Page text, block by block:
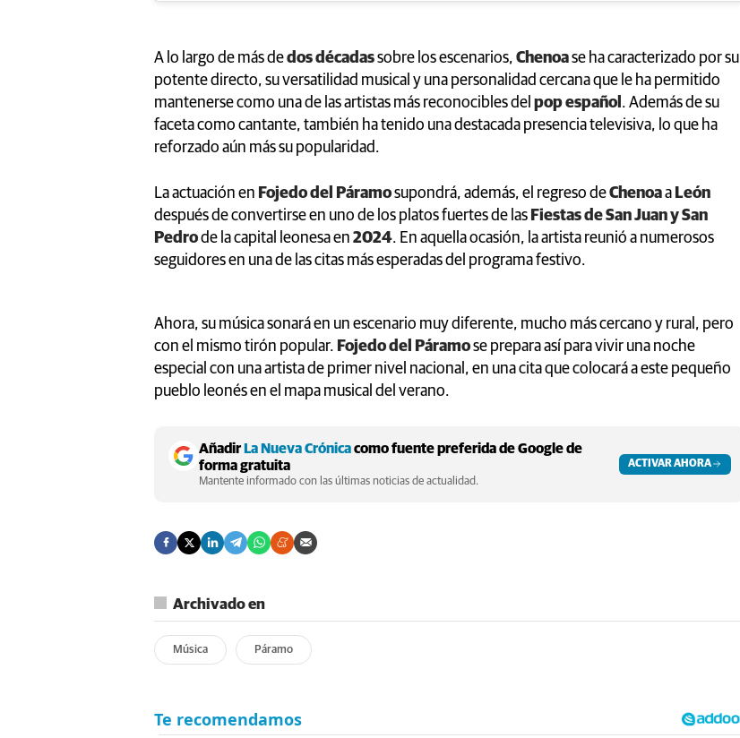
A lo largo de más dedos décadassobre los escenarios, Chenoase ha caracterizado por su
potente directo, su versatilidad musical y una personalidad cercana que le ha permitido
mantenerse como una de las artistas más reconocibles del pop español . Además de su
faceta como cantante, también ha tenido una destacada presencia televisiva, lo que ha
reforzado aún más su popularidad.
La actuación en Fojedo del Páramosupondrá, además, el regreso deChenoaa León
después de convertirse en uno de los platos fuertes de las Fiestas de San Juan y San
Pedrode la capital leonesa en 2024. En aquella ocasión, la artista reunió a numerosos
seguidores en una de las citas más esperadas del programa festivo.
Ahora, su música sonará en un escenario muy diferente, mucho más cercano y rural, pero
con el mismo tirón popular. Fojedo del Páramose prepara así para vivir una noche
especial con una artista de primer nivel nacional, en una cita que colocará a este pequeño
pueblo leonés en el mapa musical del verano.
Añadir La Nueva Crónicacomo fuente preferida de Google de
forma gratuita
Mantente informado con las últimas noticias de actualidad.
ACTIVAR AHORA
Archivado en
Música Páramo